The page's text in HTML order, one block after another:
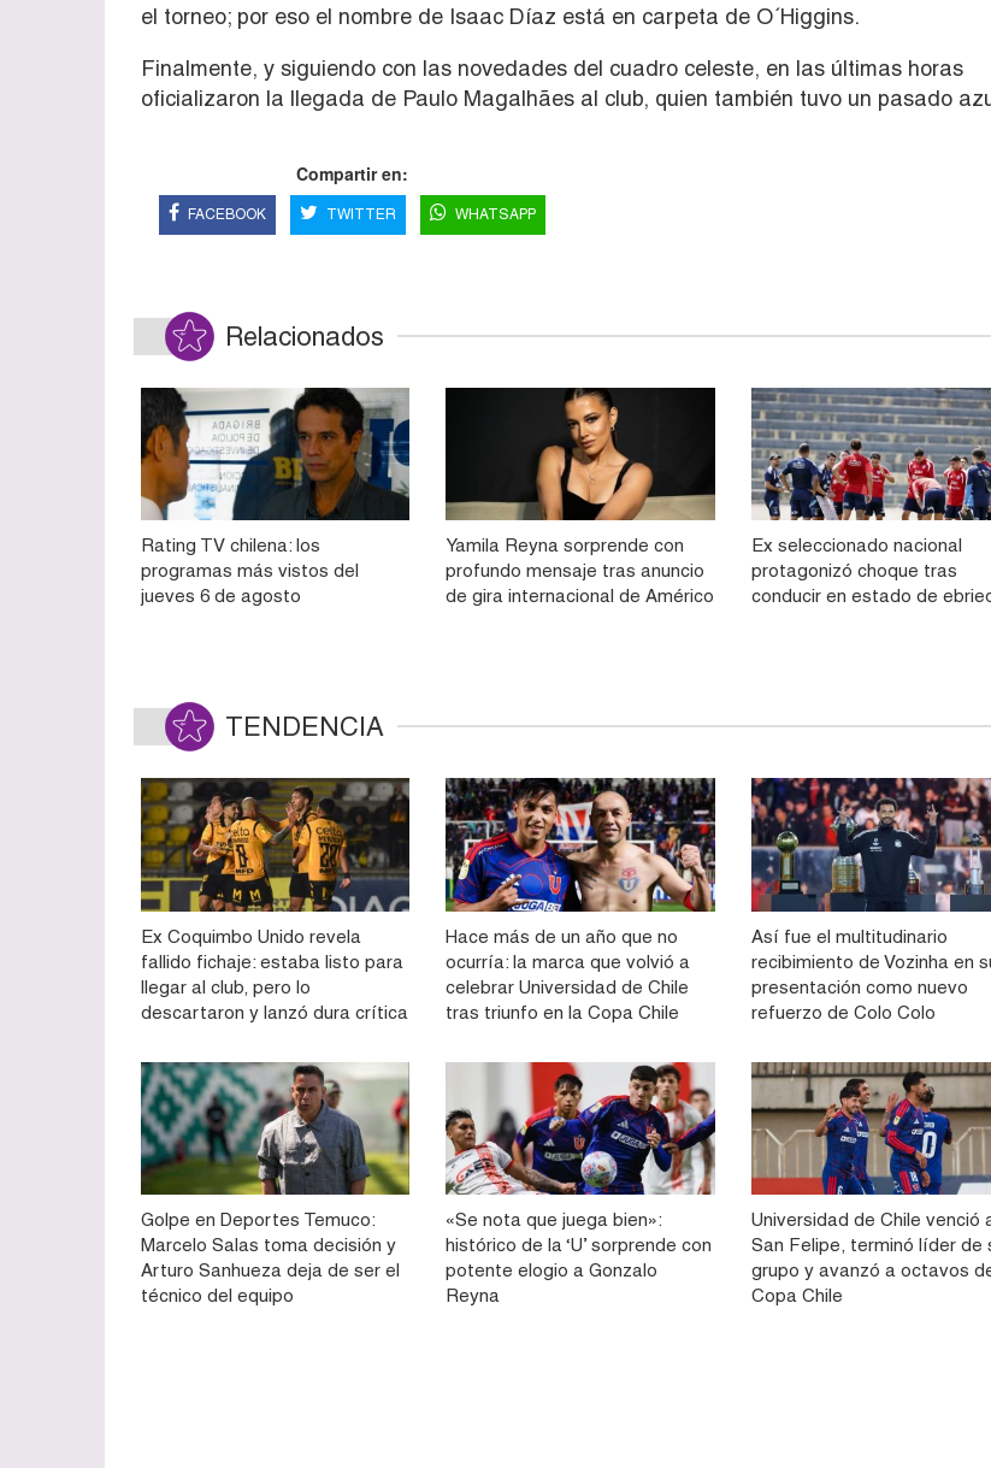
el torneo; por eso el nombre de Isaac Díaz está en carpeta de O´Higgins.
Finalmente, y siguiendo con las novedades del cuadro celeste, en las últimas horas
oficializaron la llegada de Paulo Magalhães al club, quien también tuvo un pasado
Compartir en:
FACEBOOK TWITTER WHATSAPP
Relacionados
Rating TV chilena: los
programas más vistos del
jueves 6 de agosto
Yamila Reyna sorprende con
profundo mensaje tras anuncio
de gira internacional de Américo
Ex seleccionado nacional
protagonizó choque tras
conducir en estado de
TENDENCIA
Ex Coquimbo Unido revela
fallido fichaje: estaba listo para
llegar al club, pero lo
descartaron y lanzó dura crítica
Hace más de un año que no
ocurría: la marca que volvió a
celebrar Universidad de Chile
tras triunfo en la Copa Chile
Así fue el multitudinario
recibimiento de Vozinha en
presentación como nuevo
refuerzo de Colo Colo
Golpe en Deportes Temuco:
Marcelo Salas toma decisión y
Arturo Sanhueza deja de ser el
técnico del equipo
«Se nota que juega bien»:
histórico de la ‘U’ sorprende con
potente elogio a Gonzalo
Reyna
Universidad de Chile venció
San Felipe, terminó líder de
grupo y avanzó a octavos
Copa Chile